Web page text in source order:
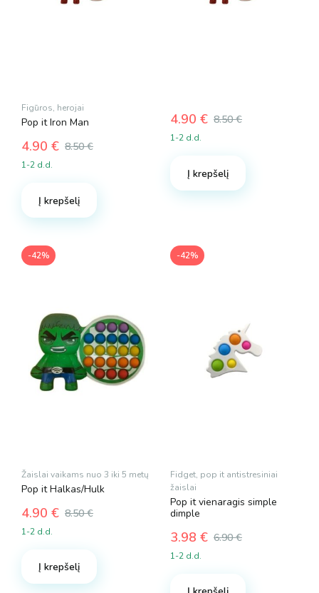
Figūros, herojai
Pop it Iron Man
8.50€
Original
8.50 €.
4.90 €
Current
4.90 €.
1-2 d.d.
Į krepšelį
8.50€
Original
8.50 €.
4.90 €
Current
4.90 €.
1-2 d.d.
Į krepšelį
-42%
Žaislai vaikams nuo 3 iki 5 metų
Pop it Halkas/Hulk
8.50€
Original
price
8.50 €.
4.90 €
Current
price
4.90 €.
1-2 d.d.
Į krepšelį
-42%
Fidget, pop it antistresiniai
žaislai
Pop it vienaragis simple
dimple
6.90€
Original
price
3.98 €
Current
price
1-2 d.d.